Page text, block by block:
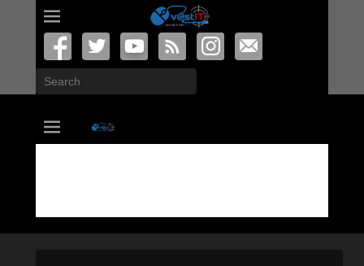
Search
vastIT.ro
Blog de Tehnologie